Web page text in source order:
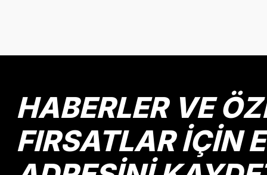
Ürün resmi kalitesiz, bozuk veya görüntülenemiyor.
Ürün fiyatı diğer sitelerden daha pahalı.
HABERLER VE
FIRSATLAR İÇİN